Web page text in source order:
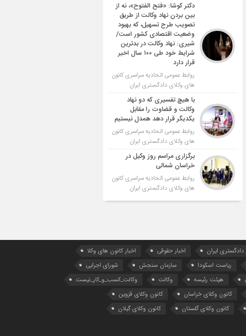
دکتر کوشا: «فتح الفتوح»، نه از
بین بردن نهاد وکالت از طریق
تصویب طرح تسهیل، که بهبود
وضعیت اقتصادی کشور است/
شیری: نهاد وکالت در بدترین
شرایط خود طی ۱۰۰ سال اخیر
قرار دارد
روابط عمومی اتحادیه سراسری کانون
های وکلای دادگستری ایران
با هیچ تفسیری که دو نهاد
وکالت و قضاوت را مقابل
یکدیگر قرار دهد همدل نیستیم
روابط عمومی اتحادیه سراسری کانون
های وکلای دادگستری ایران
برگزاری مراسم روز وکیل در
خراسان شمالی
روابط عمومی اتحادیه سراسری کانون
های وکلای دادگستری ایران
ایران اخبار حقوقی
اخبار کانون های وکلا
ریاست اسکودا سازمان سنجش
شورای اجرایی
هیئت رئیسه وکالت
وکالت_کسب_و_کار_نیست
کانون وکلای خراسان
کانون وکلای قزوین
کانون وکلای گلستان
کانون وکلای گیلان